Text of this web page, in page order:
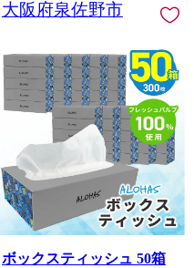
大阪府泉佐野市
ボックスティッシュ 50箱